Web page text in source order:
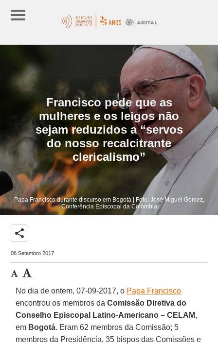
Francisco pede que as
mulheres e os leigos não
sejam reduzidos a “servos
do nosso recalcitrante
clericalismo”
Papa Francisco durante discurso em Bogotá | Foto: José Miguel Gómez,
Conferência Episcopal da Colômbia
share
08 Setembro 2017
No dia de ontem, 07-09-2017, o Papa Francisco
encontrou os membros daComissão Diretiva do
Conselho Episcopal Latino-Americano – CELAM,
em Bogotá. Eram 62 membros da Comissão; 5
membros da Presidência, 35 bispos das Comissões e